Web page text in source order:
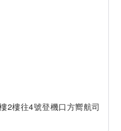
2樓往4號登機口方嚮航司